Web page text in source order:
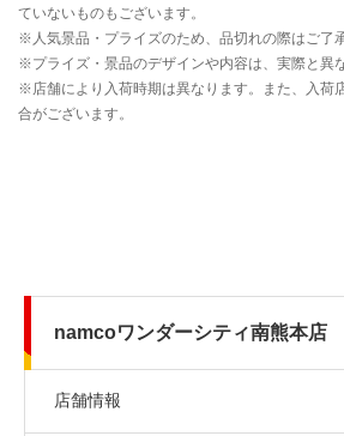
namcoワンダーシティ南熊本店
店舗情報